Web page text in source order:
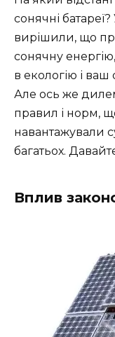
сонячні
вирішили, що
сонячну
в екологію і
Але ось же
правил і норм,
навантажували
багатьох.
Вплив